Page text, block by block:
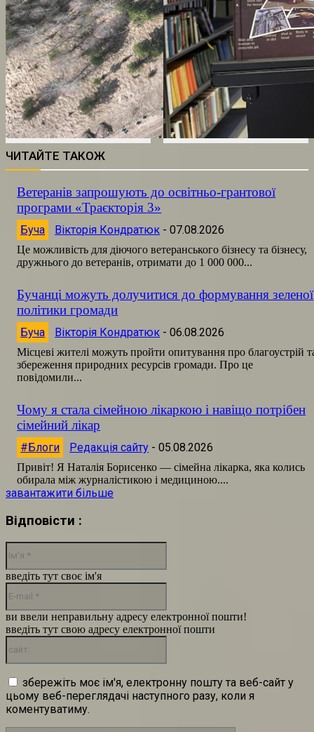
ЧИТАЙТЕ ТАКОЖ
Ветеранів запрошують до освітньо-грантової
програми «Траєкторія 3»
Буча Вікторія Кондратюк - 07.08.2026
Це можливість для діючого ветеранського бізнесу та бізнесу,
дружнього до ветеранів, отримати до 1 000 000...
Бучанці можуть долучитися до формування зеленої
політики громади
Буча Вікторія Кондратюк - 06.08.2026
Місцеві жителі можуть пройти опитування про благоустрій
збереження природних ресурсів громади. Про це
повідомили...
Чому я стала сімейною лікаркою і навіщо потрібен
сімейний лікар
#Блоги Редакція сайту - 05.08.2026
Привіт! Я Наталія Борисенко — сімейна лікарка, яка колись
обирала між журналістикою і медициною....
завантажити більше
Відповісти :
введіть тут своє ім'я
ви ввели неправильну адресу електронної пошти!
введіть тут свою адресу електронної пошти
збережіть моє ім'я, електронну пошту та веб-сайт у
цьому веб-переглядачі наступного разу, коли я
коментуватиму.